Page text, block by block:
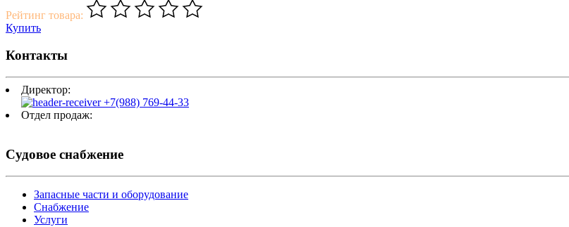
Рейтинг товара:
Купить
Контакты
Директор:
+7(988) 769-44-33
Отдел продаж:
Судовое снабжение
Запасные части и оборудование
Снабжение
Услуги